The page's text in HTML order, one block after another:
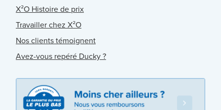
X²O Histoire de prix
Travailler chez X²O
Nos clients témoignent
Avez-vous repéré Ducky ?